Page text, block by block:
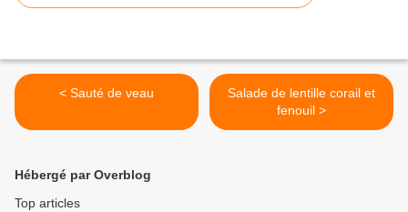
< Sauté de veau
Salade de lentille corail et
fenouil >
Hébergé par Overblog
Top articles